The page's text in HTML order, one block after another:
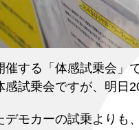
催する「体感試乗会」
感試乗会ですが、明日
デモカーの試乗よりも